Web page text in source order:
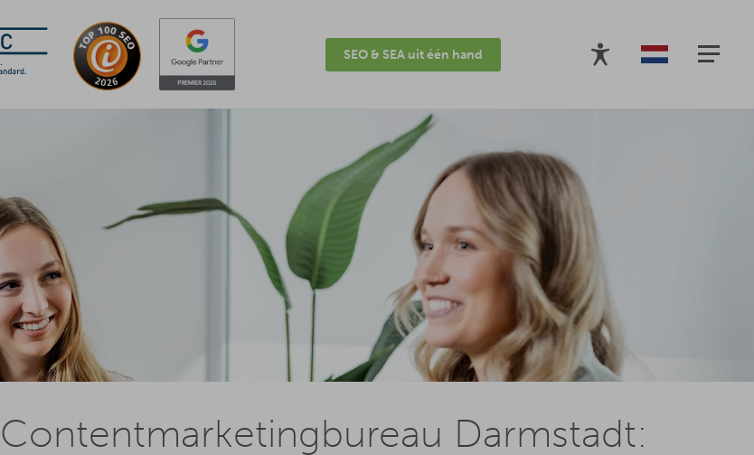
SEO & SEA uit één hand
Contentmarketingbureau Darmstadt: